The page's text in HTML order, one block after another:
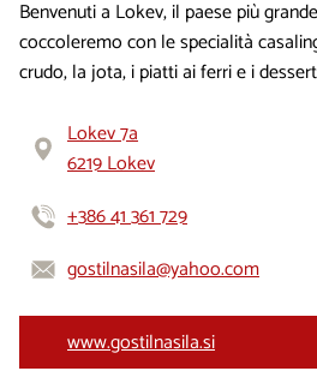
Benvenuti a Lokev, il paese più
coccoleremo con le specialità
crudo, la jota, i piatti ai ferri e i
Lokev 7a
6219 Lokev
+386 41 361 729
gostilnasila@yahoo.com
www.gostilnasila.si